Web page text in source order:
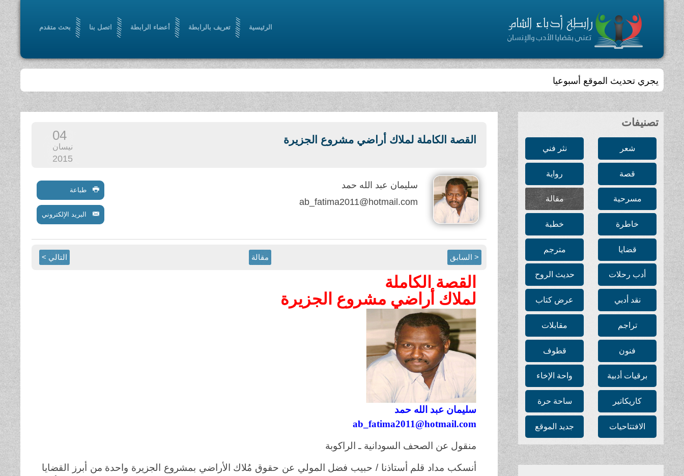
الرئيسية تعريف بالرابطة أعضاء الرابطة اتصل بنا بحث متقدم
يجري تحديث الموقع أسبوعيا
تصنيفات
شعر نثر فني
قصة رواية
مسرحية مقالة
خاطرة خطبة
قضايا مترجم
أدب رحلات حديث الروح
نقد أدبي عرض كتاب
تراجم مقابلات
فنون قطوف
برقيات أدبية واحة الإخاء
كاريكاتير ساحة حرة
الافتتاحيات جديد الموقع
القصة الكاملة لملاك أراضي مشروع الجزيرة 04
نيسان
2015
سليمان عبد الله حمد
ab_fatima2011@hotmail.com
طباعة
البريد الإلكتروني
< السابق مقالة التالي >
القصة الكاملة
لملاك أراضي مشروع الجزيرة
سليمان عبد الله حمد
ab_fatima2011@hotmail.com
منقول عن الصحف السودانية ـ الراكوبة
أنسكب مداد قلم أستاذنا / حبيب فضل المولي عن حقوق مُلاك الأراضي بمشروع الجزيرة واحدة من أبرز القضايا